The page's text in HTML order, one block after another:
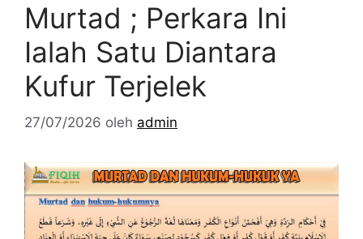
Murtad ; Perkara Ini
Ialah Satu Diantara
Kufur Terjelek
27/07/2026 oleh admin